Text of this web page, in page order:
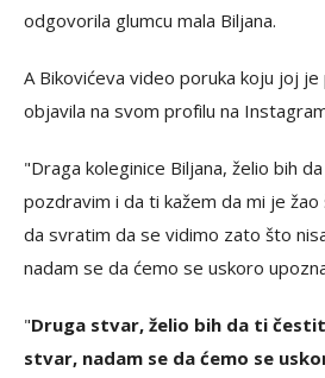
odgovorila glumcu mala Biljana.
A Bikovićeva video poruka koju joj
objavila na svom profilu na
"Draga koleginice Biljana, želio bih
pozdravim i da ti kažem da mi je
da svratim da se vidimo zato što
nadam se da ćemo se uskoro
"Druga stvar, želio bih da ti
stvar, nadam se da ćemo se